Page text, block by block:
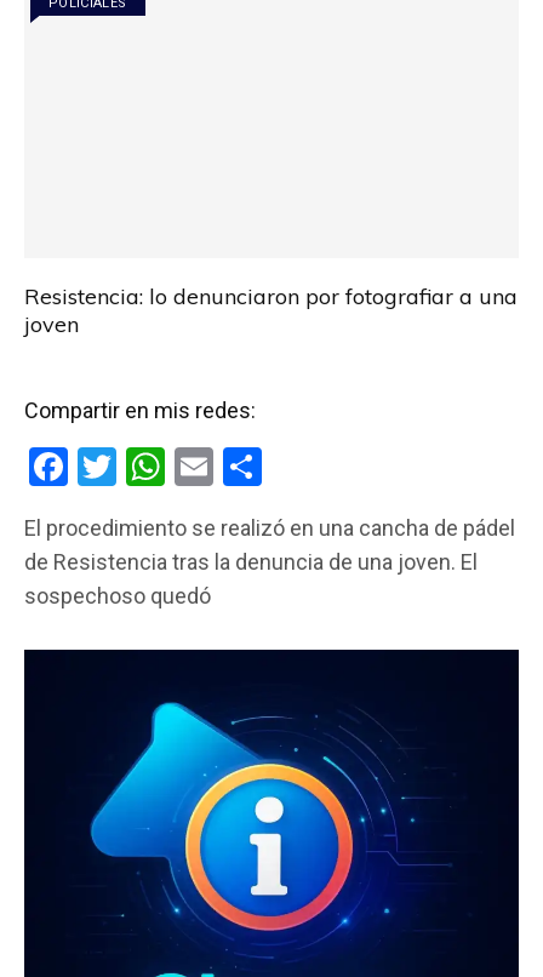
k
Resistencia: lo denunciaron por fotografiar a una
joven
Compartir en mis redes:
F
ce
b
o
T
tt
er
W
at
s
p
p
E
ail m
p
tir
El procedimiento se realizó en una cancha de pádel
de Resistencia tras la denuncia de una joven. El
sospechoso quedó